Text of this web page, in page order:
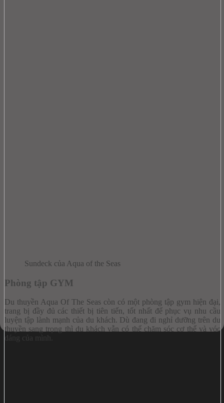
Sundeck của Aqua of the Seas
Phòng tập GYM
Du thuyền Aqua Of The Seas còn có một phòng tập gym hiện đại,
trang bị đầy đủ các thiết bị tiên tiến, tốt nhất để phục vụ nhu cầu
luyện tập lành mạnh của du khách. Dù đang đi nghỉ dưỡng trên du
thuyền sang trọng thì du khách vẫn có thể chăm sóc cơ thể và vóc
dáng của mình.